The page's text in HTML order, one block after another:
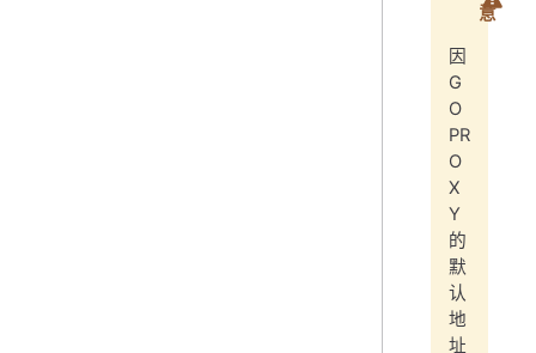
意
因
G
O
PR
O
X
Y
的
默
认
地
址